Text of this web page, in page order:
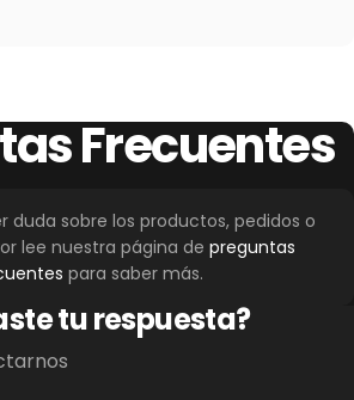
Frecuentes
duda sobre los productos, pedidos o
lee nuestra página de preguntas
para saber más.
tu respuesta?